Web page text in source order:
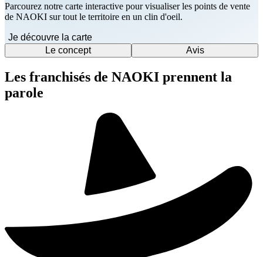
Parcourez notre carte interactive pour visualiser les points de vente
de NAOKI sur tout le territoire en un clin d'oeil.
Je découvre la carte
Le concept
Avis
Les franchisés de NAOKI prennent la
parole